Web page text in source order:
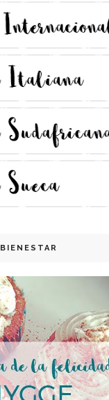
BIENESTAR